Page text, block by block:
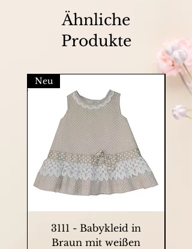
Ähnliche
Produkte
Neu
3111 - Babykleid in
Braun mit weißen